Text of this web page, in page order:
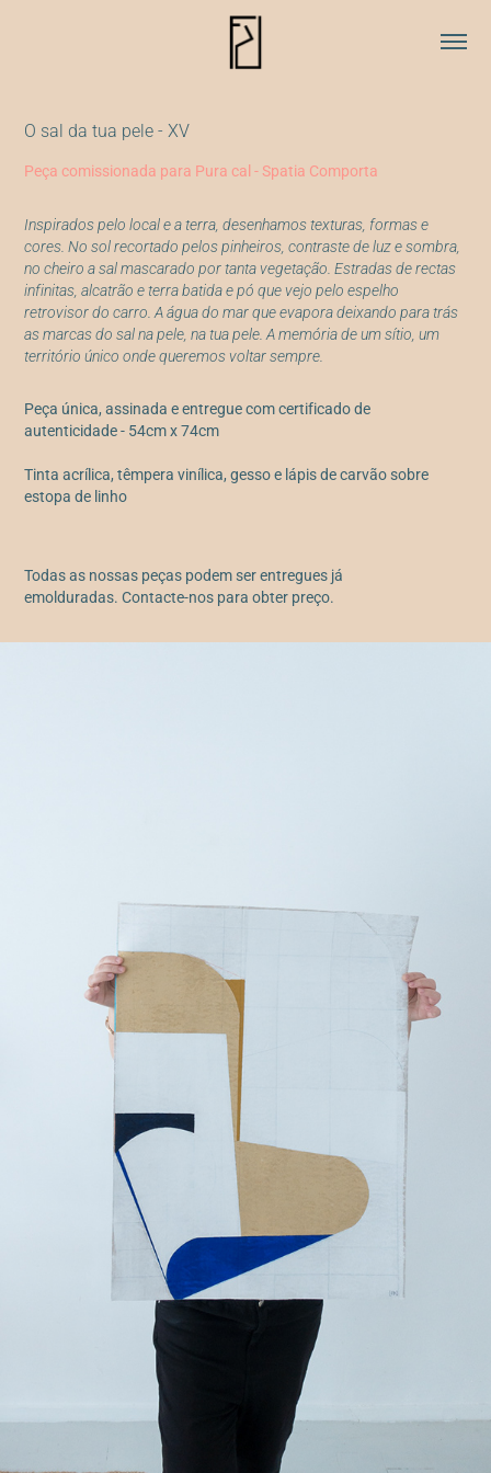
O sal da tua pele - XV
Peça comissionada para Pura cal - Spatia Comporta
Inspirados pelo local e a terra, desenhamos texturas, formas e
cores. No sol recortado pelos pinheiros, contraste de luz e sombra,
no cheiro a sal mascarado por tanta vegetação. Estradas de rectas
infinitas, alcatrão e terra batida e pó que vejo pelo espelho
retrovisor do carro. A água do mar que evapora deixando para trás
as marcas do sal na pele, na tua pele. A memória de um sítio, um
território único onde queremos voltar sempre.
Peça única, assinada e entregue com certificado de
autenticidade - 54cm x 74cm
Tinta acrílica, têmpera vinílica, gesso e lápis de carvão sobre
estopa de linho
Todas as nossas peças podem ser entregues já
emolduradas. Contacte-nos para obter preço.